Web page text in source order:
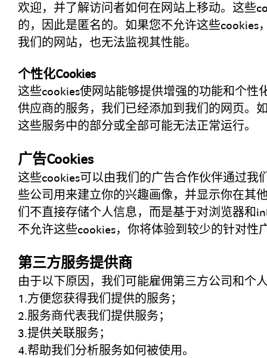
欢迎，并了解访问者如何在网站上移动。这些
的，因此是匿名的。如果您不允许这些cookies
我们的网站，也无法监视其性能。
个性化Cookies
这些cookies使网站能够提供增强的功能和个性
供应商的服务，我们已经添加到我们的网页。
这些服务中的部分或全部可能无法正常运行。
广告Cookies
这些cookies可以由我们的广告合作伙伴通过我
些公司用来建立你的兴趣画像，并显示你在其
们不直接存储个人信息，而是基于对浏览器和
不允许这些cookies，你将体验到较少的针对性
第三方服务提供商
由于以下原因，我们可能雇佣第三方公司和个
1.方便您获得我们提供的服务；
2.服务商代表我们提供服务；
3.提供关联服务；
4.帮助我们分析服务如何被使用。